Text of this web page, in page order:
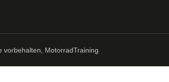
vorbehalten, MotorradTraining